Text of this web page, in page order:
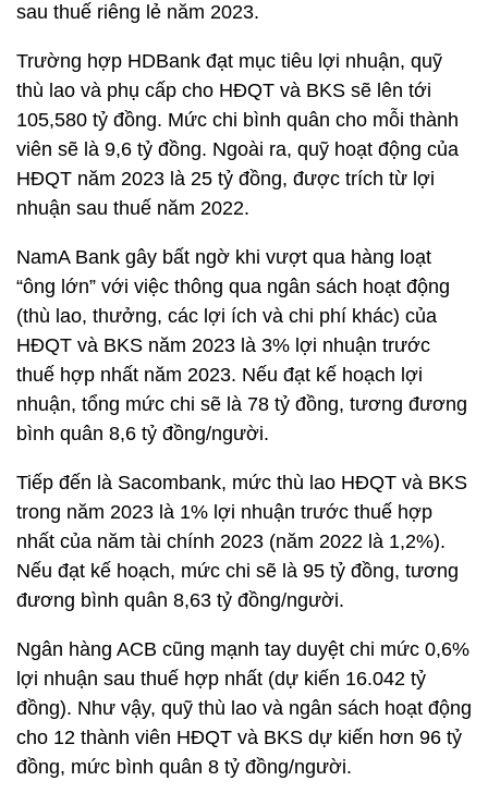
sau thuế riêng lẻ năm 2023.
Trường hợp HDBank đạt mục tiêu lợi nhuận, quỹ
thù lao và phụ cấp cho HĐQT và BKS sẽ lên tới
105,580 tỷ đồng. Mức chi bình quân cho mỗi thành
viên sẽ là 9,6 tỷ đồng. Ngoài ra, quỹ hoạt động của
HĐQT năm 2023 là 25 tỷ đồng, được trích từ lợi
nhuận sau thuế năm 2022.
NamA Bank gây bất ngờ khi vượt qua hàng loạt
“ông lớn” với việc thông qua ngân sách hoạt động
(thù lao, thưởng, các lợi ích và chi phí khác) của
HĐQT và BKS năm 2023 là 3% lợi nhuận trước
thuế hợp nhất năm 2023. Nếu đạt kế hoạch lợi
nhuận, tổng mức chi sẽ là 78 tỷ đồng, tương đương
bình quân 8,6 tỷ đồng/người.
Tiếp đến là Sacombank, mức thù lao HĐQT và BKS
trong năm 2023 là 1% lợi nhuận trước thuế hợp
nhất của năm tài chính 2023 (năm 2022 là 1,2%).
Nếu đạt kế hoạch, mức chi sẽ là 95 tỷ đồng, tương
đương bình quân 8,63 tỷ đồng/người.
Ngân hàng ACB cũng mạnh tay duyệt chi mức 0,6%
lợi nhuận sau thuế hợp nhất (dự kiến 16.042 tỷ
đồng). Như vậy, quỹ thù lao và ngân sách hoạt động
cho 12 thành viên HĐQT và BKS dự kiến hơn 96 tỷ
đồng, mức bình quân 8 tỷ đồng/người.